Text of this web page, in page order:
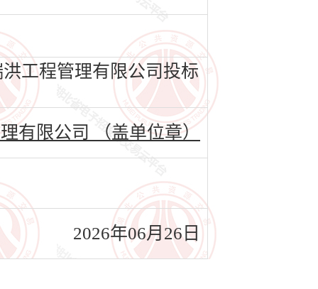
工程管理有限公司投标
有限公司 （盖单位章）
2026年06月26日